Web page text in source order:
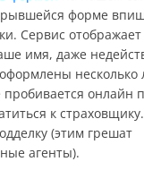
форме
Сервис отображает
имя, даже
несколько
онлайн
к
(этим грешат
агенты).